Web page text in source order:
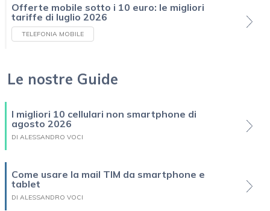
Offerte mobile sotto i 10 euro: le migliori
tariffe di luglio 2026
TELEFONIA MOBILE
Le nostre Guide
I migliori 10 cellulari non smartphone di
agosto 2026
DI ALESSANDRO VOCI
Come usare la mail TIM da smartphone e
tablet
DI ALESSANDRO VOCI